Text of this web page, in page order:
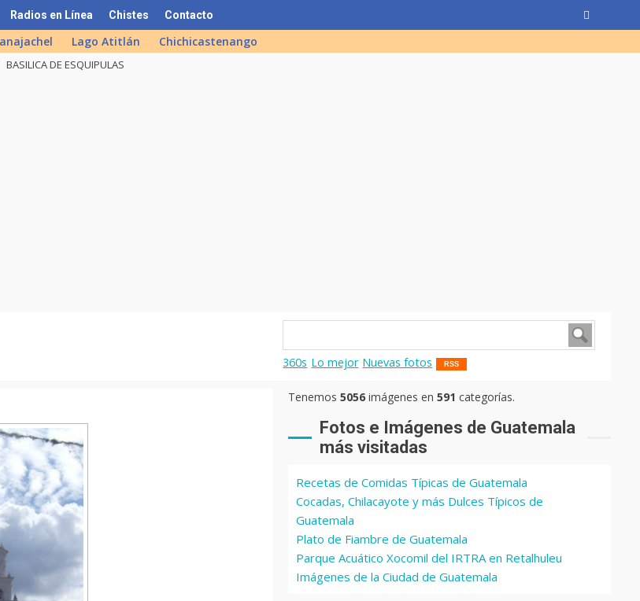
Radios en Línea Chistes Contacto
Lago Atitlán Chichicastenango
BASILICA DE ESQUIPULAS
360s Lo mejor Nuevas fotos RSS
Tenemos5056 imágenes en591 categorías.
Fotos e Imágenes de Guatemala
más visitadas
Recetas de Comidas Típicas de Guatemala
Cocadas, Chilacayote y más Dulces Típicos de
Guatemala
Plato de Fiambre de Guatemala
Parque Acuático Xocomil del IRTRA en Retalhuleu
Imágenes de la Ciudad de Guatemala